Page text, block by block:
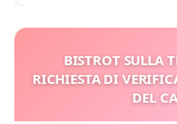
BISTROT SULLA
RICHIESTA DI
DEL